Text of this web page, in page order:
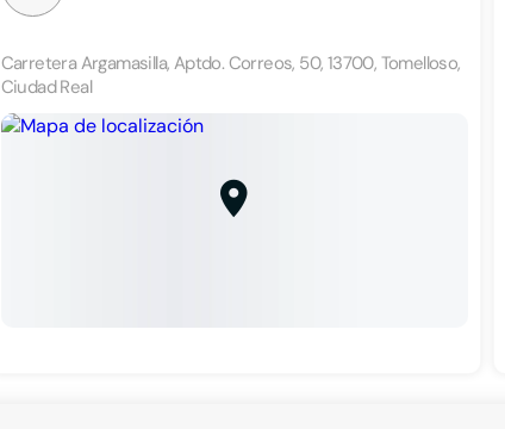
Carretera Argamasilla, Aptdo. Correos, 50, 13700, Tomelloso,
Ciudad Real